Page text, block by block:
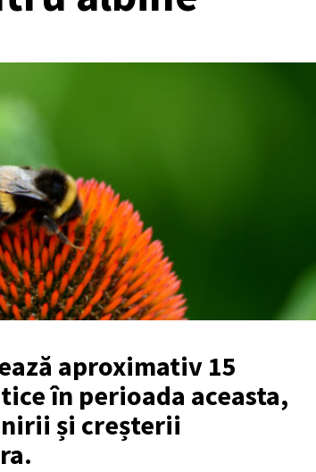
aproximativ 15
în perioada aceasta,
și creșterii